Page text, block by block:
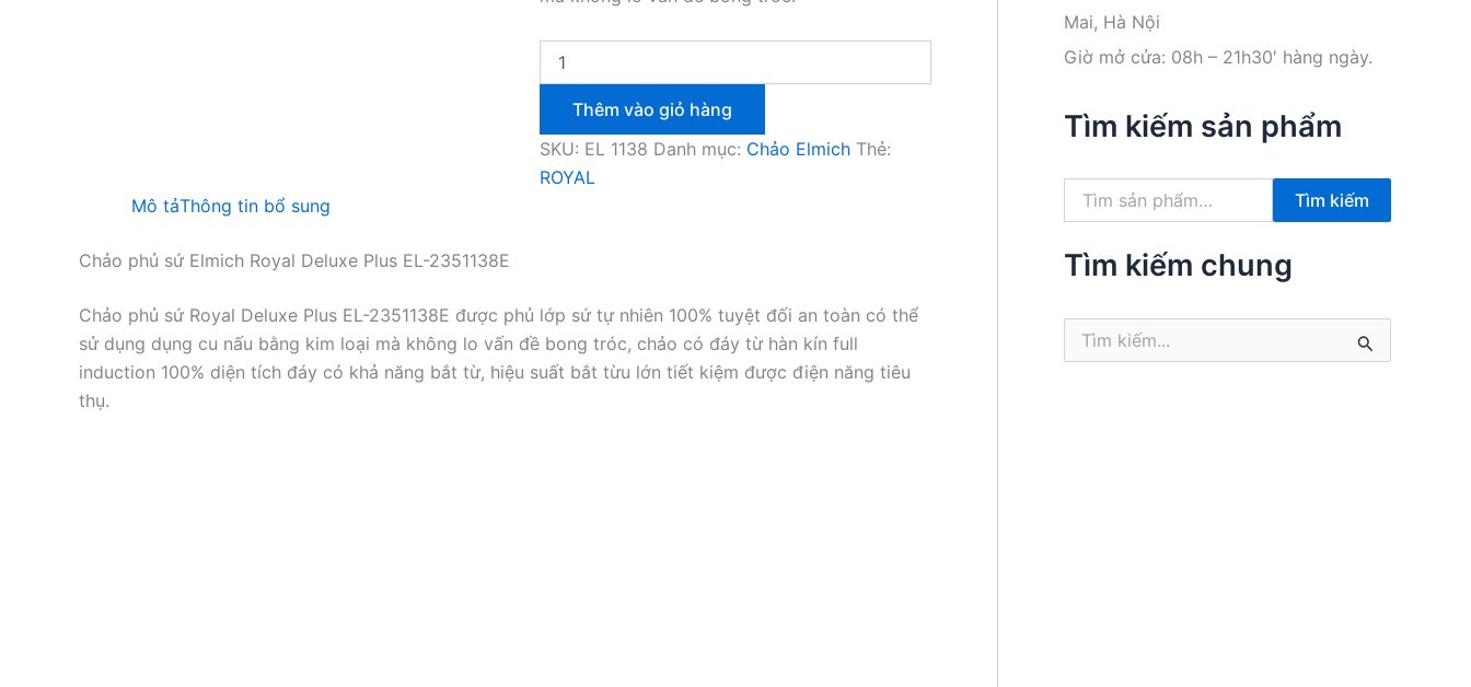
phủ
Elmich
Royal
Deluxe
Plus
Thêm vào giỏ hàng
SKU: EL 1138 Danh mục: Chảo Elmich Thẻ:
ROYAL
Mô tảThông tin bổ sung
Chảo phủ sứ Elmich Royal Deluxe Plus EL-2351138E
Chảo phủ sứ Royal Deluxe Plus EL-2351138E được phủ lớp sứ tự nhiên 100% tuyệt đối an toàn có thể
sử dụng dụng cu nấu bằng kim loại mà không lo vấn đề bong tróc, chảo có đáy từ hàn kín full
induction 100% diện tích đáy có khả năng bắt từ, hiệu suất bắt từu lớn tiết kiệm được điện năng tiêu
thụ.
Mai, Hà Nội
Giờ mở cửa: 08h – 21h30′ hàng ngày.
Tìm kiếm sản phẩm
k
m
Tìm kiếm
Tìm kiếm chung